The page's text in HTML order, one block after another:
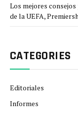
Los mejores
de la UEFA,
CATEGORIES
Editoriales
Informes